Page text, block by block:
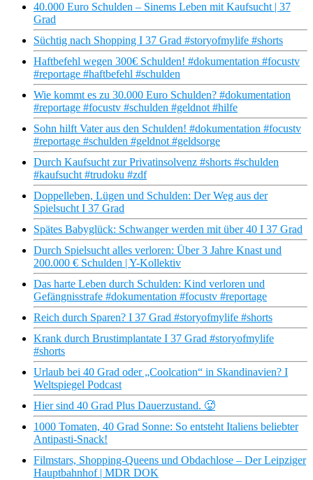
40.000 Euro Schulden – Sinems Leben mit Kaufsucht | 37
Grad
Süchtig nach Shopping I 37 Grad #storyofmylife #shorts
Haftbefehl wegen 300€ Schulden! #dokumentation #focustv
#reportage #haftbefehl #schulden
Wie kommt es zu 30.000 Euro Schulden? #dokumentation
#reportage #focustv #schulden #geldnot #hilfe
Sohn hilft Vater aus den Schulden! #dokumentation #focustv
#reportage #schulden #geldnot #geldsorge
Durch Kaufsucht zur Privatinsolvenz #shorts #schulden
#kaufsucht #trudoku #zdf
Doppelleben, Lügen und Schulden: Der Weg aus der
Spielsucht I 37 Grad
Spätes Babyglück: Schwanger werden mit über 40 I 37 Grad
Durch Spielsucht alles verloren: Über 3 Jahre Knast und
200.000 € Schulden | Y-Kollektiv
Das harte Leben durch Schulden: Kind verloren und
Gefängnisstrafe #dokumentation #focustv #reportage
Reich durch Sparen? I 37 Grad #storyofmylife #shorts
Krank durch Brustimplantate I 37 Grad #storyofmylife
#shorts
Urlaub bei 40 Grad oder „Coolcation“ in Skandinavien? I
Weltspiegel Podcast
Hier sind 40 Grad Plus Dauerzustand. 🥵
1000 Tomaten, 40 Grad Sonne: So entsteht Italiens beliebter
Antipasti-Snack!
Filmstars, Shopping-Queens und Obdachlose – Der Leipziger
Hauptbahnhof | MDR DOK